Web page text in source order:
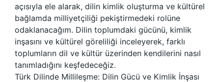
açısıyla ele alarak, dilin kimlik oluşturma ve kültürel
bağlamda milliyetçiliği pekiştirmedeki rolüne
odaklanacağım. Dilin toplumdaki gücünü, kimlik
inşasını ve kültürel göreliliği inceleyerek, farklı
toplumların dil ve kültür üzerinden kendilerini nasıl
tanımladığını keşfedeceğiz.
Türk Dilinde Millileşme: Dilin Gücü ve Kimlik İnşası